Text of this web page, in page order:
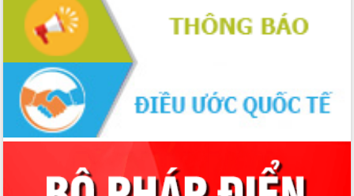
Thống nhất danh sách giới thiệu ứng
cử đại biểu Quốc hội khoá XVI và đại
biểu HĐND tỉnh Đắk Lắk, nhiệm kỳ
2026-2031
Phát động hai phong trào thi đua quan
trọng trong kỷ nguyên mới
Hội nghị lần thứ tư Ban Chỉ đạo công
tác bầu cử tỉnh Đắk Lắk
Phó Thủ tướng Hồ Quốc Dũng đánh giá